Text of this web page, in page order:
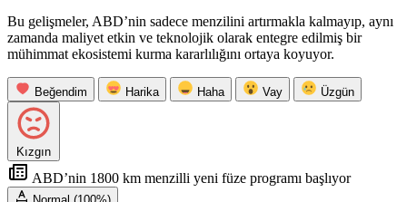
Bu gelişmeler, ABD’nin sadece menzilini artırmakla kalmayıp, aynı
zamanda maliyet etkin ve teknolojik olarak entegre edilmiş bir
mühimmat ekosistemi kurma kararlılığını ortaya koyuyor.
Beğendim Harika Haha Vay Üzgün
Kızgın
ABD’nin 1800 km menzilli yeni füze programı başlıyor